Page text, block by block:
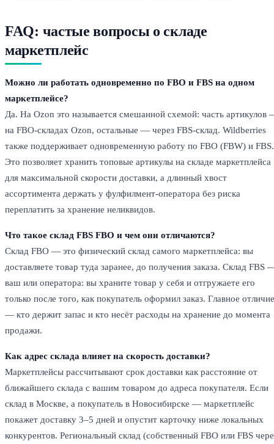
FAQ: частые вопросы о складе
маркетплейс
Можно ли работать одновременно по FBO и FBS на одном
маркетплейсе?
Да. На Ozon это называется смешанной схемой: часть артикулов
на FBO-складах Ozon, остальные — через FBS-склад. Wildberries
также поддерживает одновременную работу по FBO (FBW) и FBS.
Это позволяет хранить топовые артикулы на складе маркетплейса
для максимальной скорости доставки, а длинный хвост
ассортимента держать у фулфилмент-оператора без риска
переплатить за хранение неликвидов.
Что такое склад FBS FBO и чем они отличаются?
Склад FBO — это физический склад самого маркетплейса: вы
доставляете товар туда заранее, до получения заказа. Склад FBS
ваш или оператора: вы храните товар у себя и отгружаете его
только после того, как покупатель оформил заказ. Главное отличие
— кто держит запас и кто несёт расходы на хранение до момента
продажи.
Как адрес склада влияет на скорость доставки?
Маркетплейсы рассчитывают срок доставки как расстояние от
ближайшего склада с вашим товаром до адреса покупателя. Если
склад в Москве, а покупатель в Новосибирске — маркетплейс
покажет доставку 3–5 дней и опустит карточку ниже локальных
конкурентов. Региональный склад (собственный FBO или FBS